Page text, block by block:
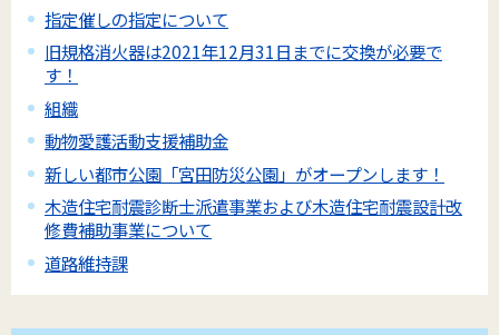
指定催しの指定について
旧規格消火器は2021年12月31日までに交換が必要で
す！
組織
動物愛護活動支援補助金
新しい都市公園「宮田防災公園」がオープンします！
木造住宅耐震診断士派遣事業および木造住宅耐震設計改
修費補助事業について
道路維持課